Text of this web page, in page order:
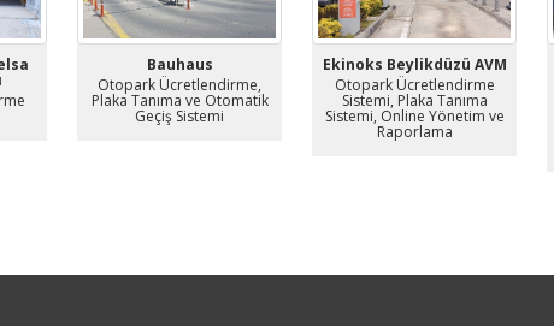
Bauhaus
Otopark Ücretlendirme,
Plaka Tanıma ve Otomatik
Geçiş Sistemi
Ekinoks Beylikdüzü AVM
Otopark Ücretlendirme
Sistemi, Plaka Tanıma
Sistemi, Online Yönetim ve
Raporlama